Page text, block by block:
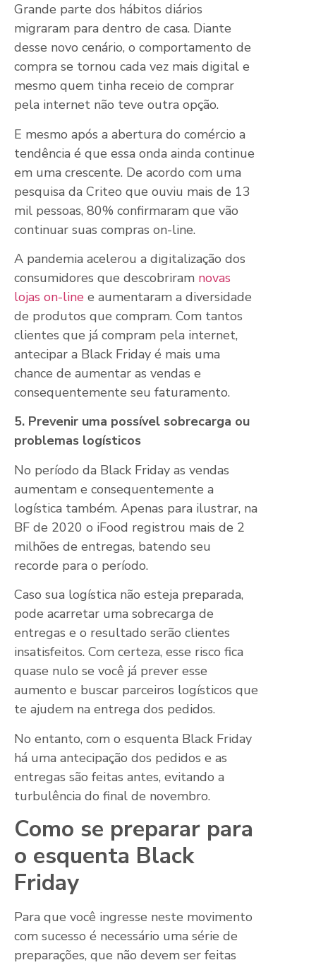
Grande parte dos hábitos diários
migraram para dentro de casa. Diante
desse novo cenário, o comportamento de
compra se tornou cada vez mais digital e
mesmo quem tinha receio de comprar
pela internet não teve outra opção.
E mesmo após a abertura do comércio a
tendência é que essa onda ainda continue
em uma crescente. De acordo com uma
pesquisa da Criteo que ouviu mais de 13
mil pessoas, 80% confirmaram que vão
continuar suas compras on-line.
A pandemia acelerou a digitalização dos
consumidores que descobriram novas
lojas on-line e aumentaram a diversidade
de produtos que compram. Com tantos
clientes que já compram pela internet,
antecipar a Black Friday é mais uma
chance de aumentar as vendas e
consequentemente seu faturamento.
5. Prevenir uma possível sobrecarga ou
problemas logísticos
No período da Black Friday as vendas
aumentam e consequentemente a
logística também. Apenas para ilustrar, na
BF de 2020 o iFood registrou mais de 2
milhões de entregas, batendo seu
recorde para o período.
Caso sua logística não esteja preparada,
pode acarretar uma sobrecarga de
entregas e o resultado serão clientes
insatisfeitos. Com certeza, esse risco fica
quase nulo se você já prever esse
aumento e buscar parceiros logísticos que
te ajudem na entrega dos pedidos.
No entanto, com o esquenta Black Friday
há uma antecipação dos pedidos e as
entregas são feitas antes, evitando a
turbulência do final de novembro.
Como se preparar para
o esquenta Black
Friday
Para que você ingresse neste movimento
com sucesso é necessário uma série de
preparações, que não devem ser feitas